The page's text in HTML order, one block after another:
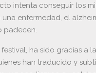
intenta conseguir los
enfermedad, el
padecen.
ha sido gracias a
han traducido y